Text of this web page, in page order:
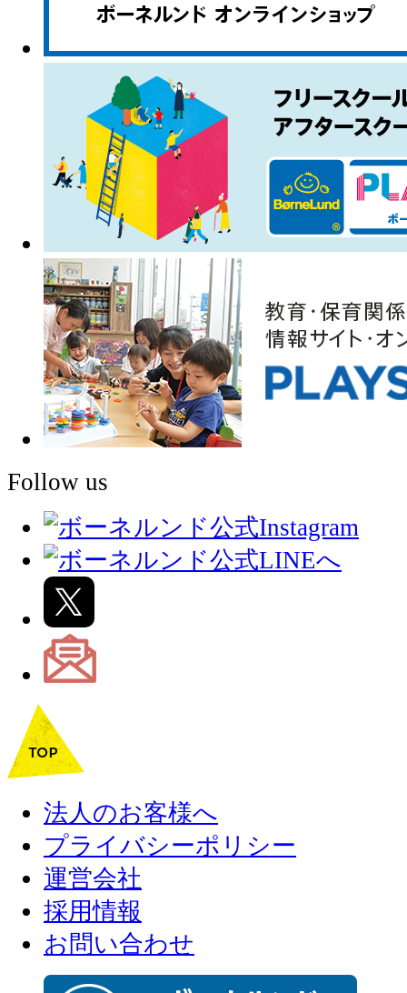
Follow us
法人のお客様へ
プライバシーポリシー
運営会社
採用情報
お問い合わせ